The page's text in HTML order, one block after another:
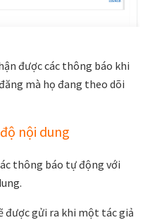
được các thông báo khi
mà họ đang theo dõi
nội dung
thông báo tự động với
được gửi ra khi một tác giả